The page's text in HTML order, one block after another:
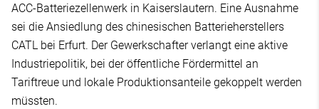
ACC-Batteriezellenwerk in Kaiserslautern. Eine Ausnahme
sei die Ansiedlung des chinesischen Batterieherstellers
CATL bei Erfurt. Der Gewerkschafter verlangt eine aktive
Industriepolitik, bei der öffentliche Fördermittel an
Tariftreue und lokale Produktionsanteile gekoppelt werden
müssten.